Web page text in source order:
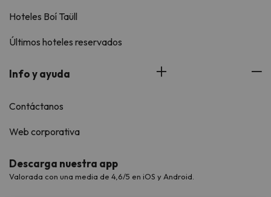
Hoteles Boí Taüll
Últimos hoteles reservados
Info y ayuda
Contáctanos
Web corporativa
Descarga nuestra app
Valorada con una media de 4,6/5 en iOS y Android.